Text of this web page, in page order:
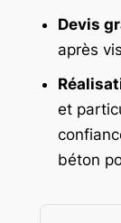
Devis
après
et
béton